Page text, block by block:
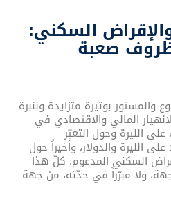
السكني:
صعبة
والمستور بوتيرة متزايدة وبنبرة
المالي والاقتصادي في
الليرة وحول التغيّر
الليرة والدولار، وأخيراً حول
السكني المدعوم. كلّ هذا
ولا مبرّراً في حدّته، من جهة